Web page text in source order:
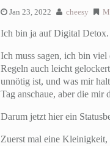
Jan 23, 2022 cheesy
Ich bin ja auf Digital Detox.
Ich muss sagen, ich bin
Regeln auch leicht
unnötig ist, und was mir
Tag anschaue, aber die mir
Darum jetzt hier ein
Zuerst mal eine Kleinigkeit,